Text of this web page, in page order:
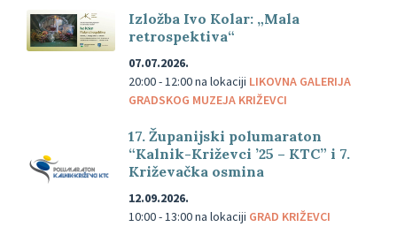
Izložba Ivo Kolar: „Mala
retrospektiva“
07.07.2026.
20:00 - 12:00na lokaciji LIKOVNA GALERIJA
GRADSKOG MUZEJA KRIŽEVCI
17. Županijski polumaraton
“Kalnik-Križevci ’25 – KTC” i 7.
Križevačka osmina
12.09.2026.
10:00 - 13:00na lokaciji GRAD KRIŽEVCI